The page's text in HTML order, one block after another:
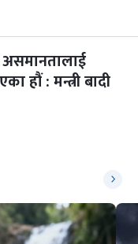
हौं : मन्त्री बादी